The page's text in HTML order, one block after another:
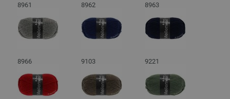
8961 8962 8963
8966 9103 9221